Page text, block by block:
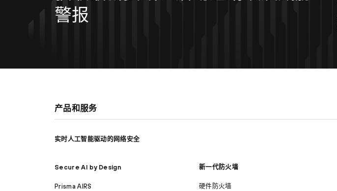
警报
产品和服务
实时人工智能驱动的网络安全
Secure AI by Design
Prisma AIRS
新一代防火墙
硬件防火墙